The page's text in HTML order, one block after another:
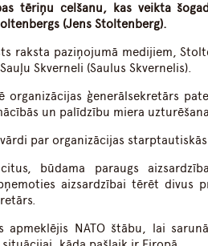
tēriņu celšanu, kas veikta
(Jens Stoltenberg).
raksta paziņojumā medijiem,
Skverneli (Saulus Skvernelis).
organizācijas ģenerālsekretārs
un palīdzību miera
par organizācijas
būdama paraugs
aizsardzībai tērēt divus
apmeklējis NATO štābu, lai